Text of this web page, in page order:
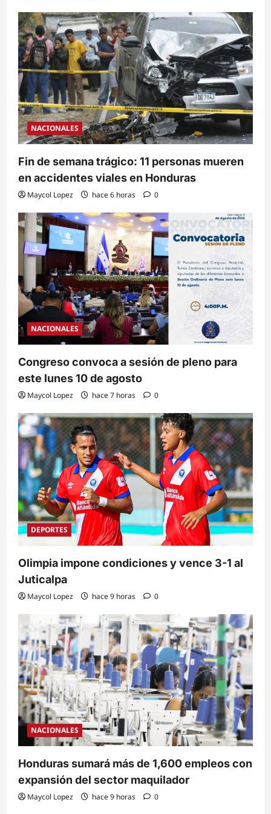
NACIONALES
Fin de semana trágico: 11 personas mueren
en accidentes viales en Honduras
Maycol Lopez hace 6 horas 0
NACIONALES
Congreso convoca a sesión de pleno para
este lunes 10 de agosto
Maycol Lopez hace 7 horas 0
DEPORTES
Olimpia impone condiciones y vence 3-1 al
Juticalpa
Maycol Lopez hace 9 horas 0
NACIONALES
Honduras sumará más de 1,600 empleos con
expansión del sector maquilador
Maycol Lopez hace 9 horas 0